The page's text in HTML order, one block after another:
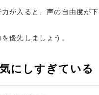
が入ると、声の自由度が下
優先しましょう。
にしすぎている